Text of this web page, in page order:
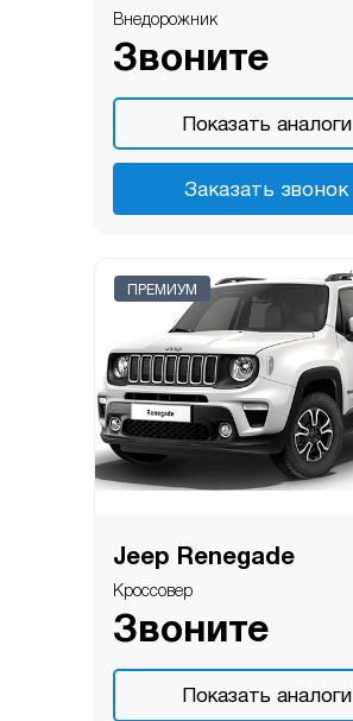
Внедорожник
Звоните
Показать аналоги
Заказать звонок
ПРЕМИУМ
Jeep Renegade
Кроссовер
Звоните
Показать аналоги